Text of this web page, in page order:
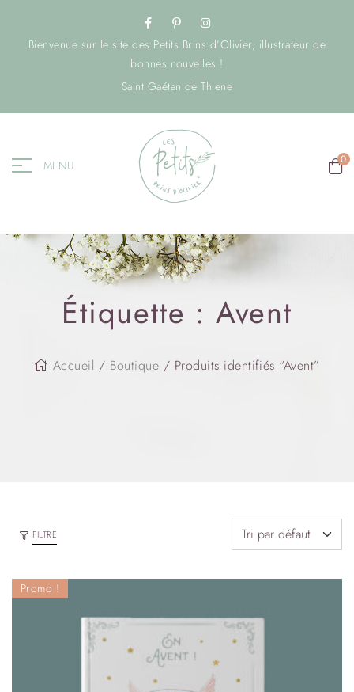
Bienvenue sur le site des Petits Brins d’Olivier, illustrateur de
bonnes nouvelles !
Saint Gaétan de Thiene
MENU 0
Étiquette : Avent
Accueil / Boutique / Produits identifiés “Avent”
FILTRE
Promo !